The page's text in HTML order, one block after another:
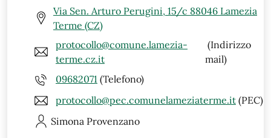
Via Sen. Arturo Perugini, 15/c 88046 Lamezia
Terme (CZ)
protocollo@comune.lamezia-
terme.cz.it
(Indirizzo
mail)
09682071 (Telefono)
protocollo@pec.comunelameziaterme.it (PEC)
Simona Provenzano